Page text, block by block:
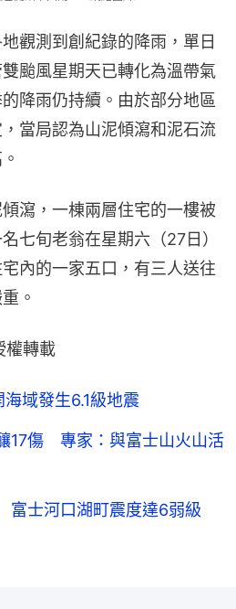
觀測到創紀錄的降雨，單日
颱風星期天已轉化為溫帶氣
降雨仍持續。由於部分地區
當局認為山泥傾瀉和泥石流
瀉，一棟兩層住宅的一樓被
七旬老翁在星期六（27日）
內的一家五口，有三人送往
。
權轉載
域發生6.1級地震
17傷 專家：與富士山火山活
富士河口湖町震度達6弱級